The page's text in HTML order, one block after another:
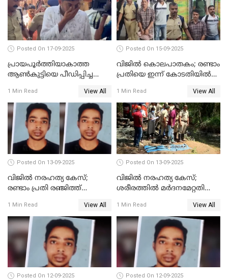
Posted On 17-09-2025
പ്രായപൂർത്തിയാകാത്ത
ആൺകുട്ടിയെ പീഡിപ്പിച്ച
അറസ്റ്റിൽ
1 Min Read View All
Posted On 15-09-2025
വിജിൽ കൊലപാതകം; രണ്ടാം
പ്രതിയെ ഇന്ന് കോടതിയിൽ
1 Min Read View All
Posted On 13-09-2025
വിജിൽ നരഹത്യ കേസ്;
രണ്ടാം പ്രതി രഞ്ജിത്ത്
1 Min Read View All
Posted On 13-09-2025
വിജില്‍ നരഹത്യ കേസ്;
ശരീരത്തില്‍ മര്‍ദനമേറ്റതിന്റെ
റിപ്പോർട്ട് പുറത്ത്
1 Min Read View All
Posted On 12-09-2025 Posted On 12-09-2025